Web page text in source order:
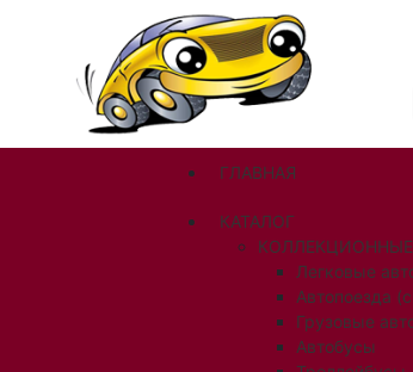
ГЛАВНАЯ
КАТАЛОГ
Легковые
Автопоезда
Грузовые
Автобусы